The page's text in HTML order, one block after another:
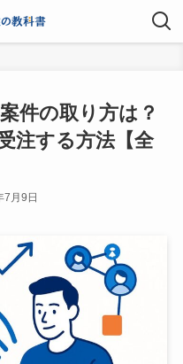
件の取り方は？
注する方法【全
7月9日